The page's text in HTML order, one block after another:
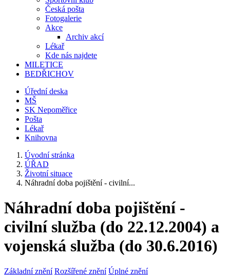
Česká pošta
Fotogalerie
Akce
Archiv akcí
Lékař
Kde nás najdete
MILETICE
BEDŘICHOV
Úřední deska
MŠ
SK Nepoměřice
Pošta
Lékař
Knihovna
Úvodní stránka
ÚŘAD
Životní situace
Náhradní doba pojištění - civilní...
Náhradní doba pojištění -
civilní služba (do 22.12.2004) a
vojenská služba (do 30.6.2016)
Základní znění Rozšířené znění Úplné znění